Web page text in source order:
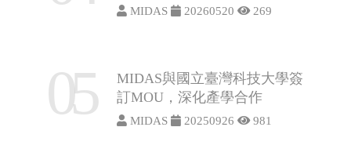
MIDAS 20260520 269
05
MIDAS與國立臺灣科技大學簽
訂MOU，深化產學合作
MIDAS 20250926 981